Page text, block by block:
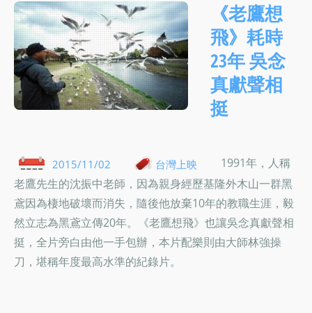
《老鷹想
飛》耗時
23年 吳念
真獻聲相
挺
2015/11/02 台灣上映
1991年，人稱
老鷹先生的沈振中老師，因為親身經歷基隆外木山一群黑
鳶因為棲地破壞而消失，隨後他放棄10年的教職生涯，毅
然立志為黑鳶立傳20年。《老鷹想飛》也讓吳念真獻聲相
挺，全片旁白由他一手包辦，本片配樂則由大師林強操
刀，堪稱年度最高水準的紀錄片。